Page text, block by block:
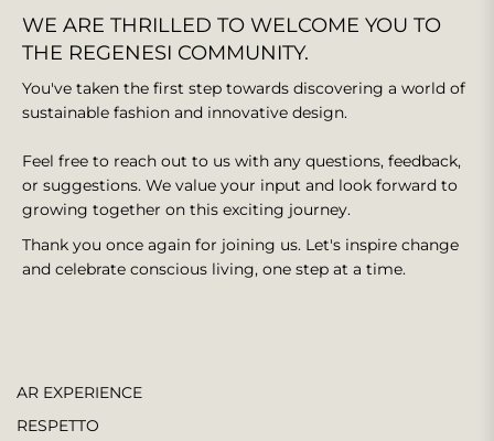
WE ARE THRILLED TO WELCOME YOU TO
THE REGENESI COMMUNITY.
You've taken the first step towards discovering a world of
sustainable fashion and innovative design.
Feel free to reach out to us with any questions, feedback,
or suggestions. We value your input and look forward to
growing together on this exciting journey.
Thank you once again for joining us. Let's inspire change
and celebrate conscious living, one step at a time.
AR EXPERIENCE
RESPETTO